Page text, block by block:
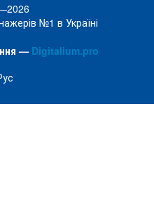
№1 в Україні
— Digitalium.pro